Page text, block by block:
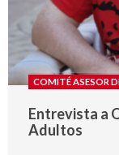
COMITÉ ASESOR
Entrevista a
Adultos